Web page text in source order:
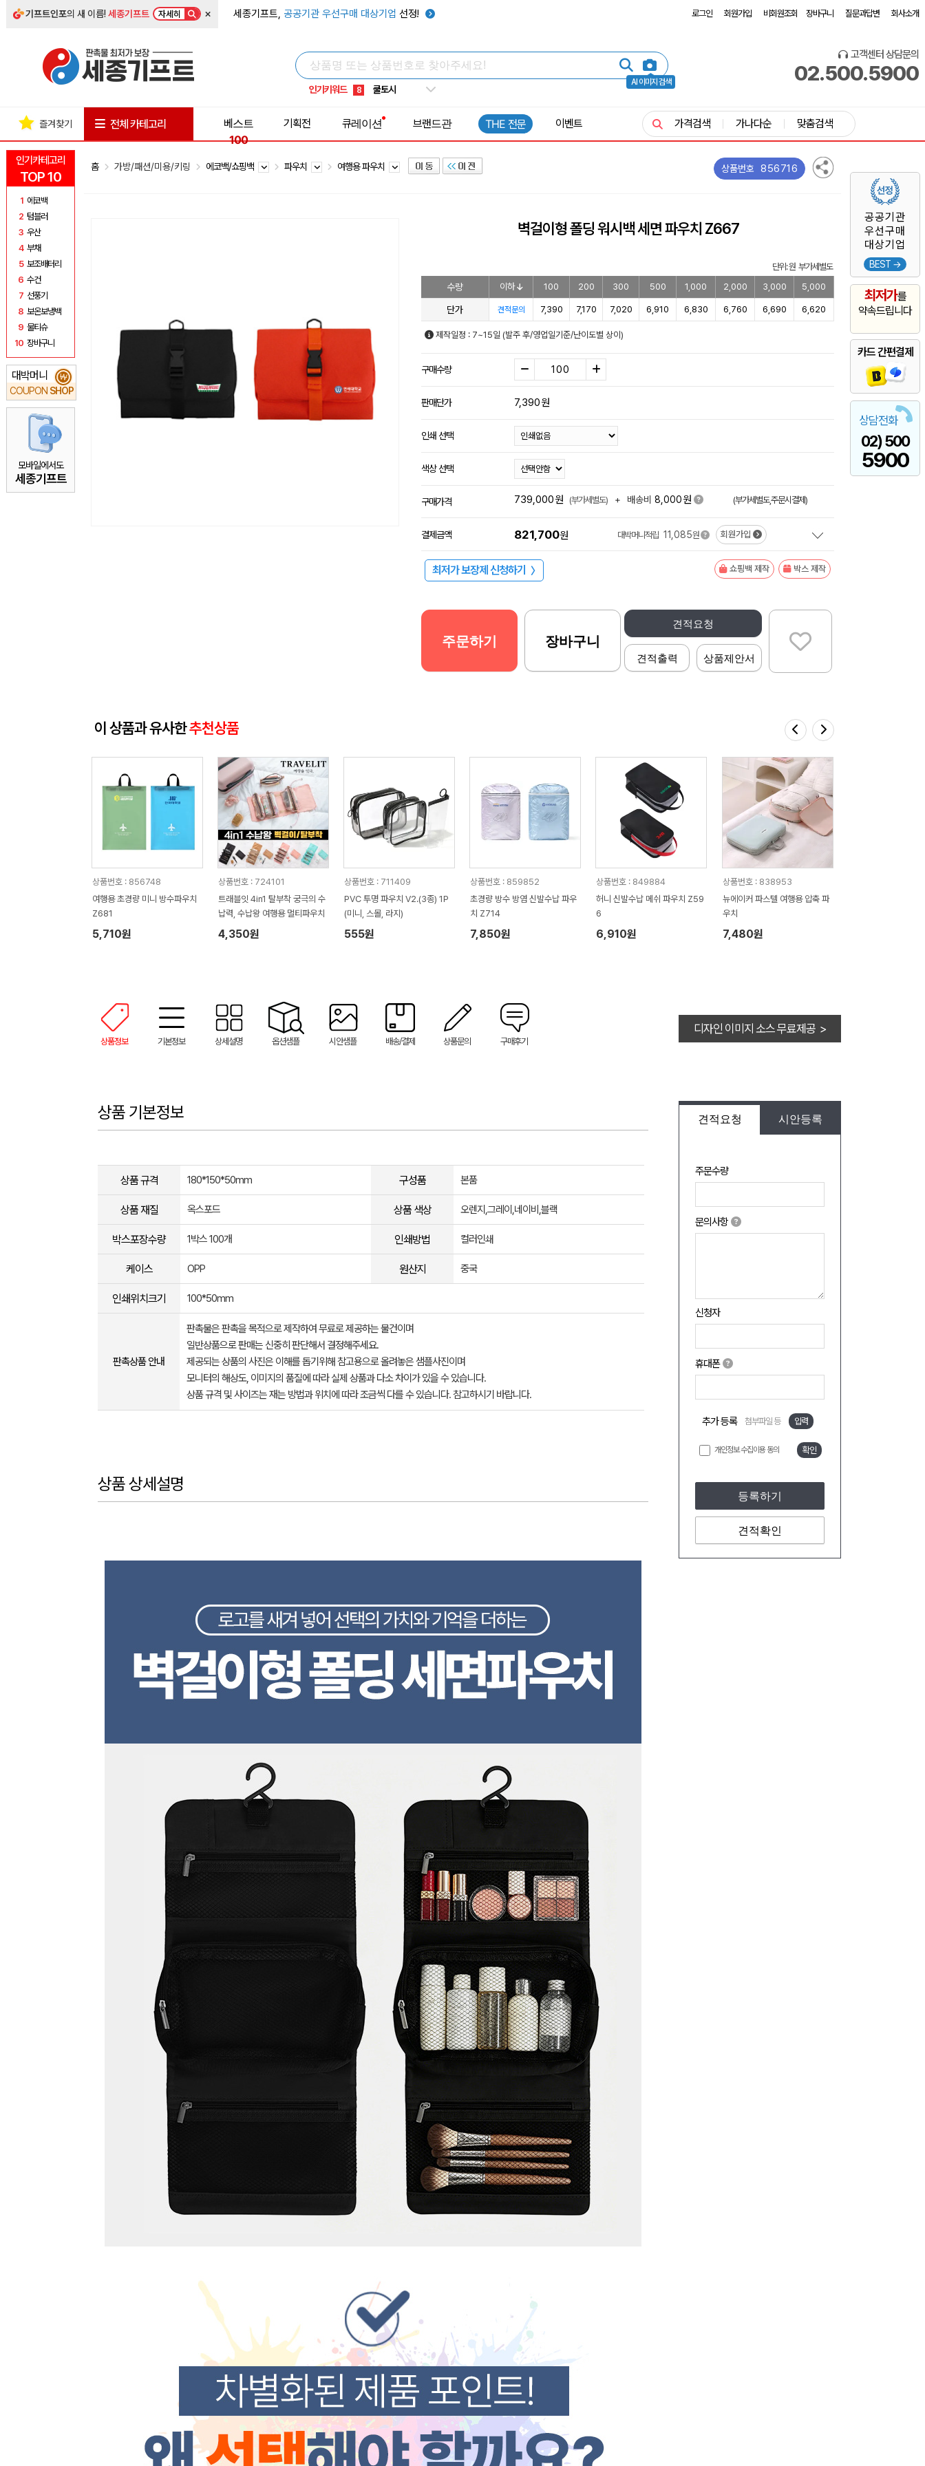
기프트인포의 새 이름!세종기프트 자세히 × 세종기프트, 공공기관 우선구매 대상기업 선정! 로그인 회원가입 비회원조회 장바구니 질문과답변 회사소개
AI 이미지 검색
인기키워드
5 키캡
8 쿨토시
9 넥쿨러
1 선풍기
고객센터 상담문의
02.500.5900
인기카테고리
TOP 10
1 에코백
2 텀블러
3 우산
4 부채
5 보조배터리
6 수건
7 선풍기
8 보온보냉백
9 물티슈
10 장바구니
대박머니
COUPON SHOP
₩
모바일에서도
세종기프트
공공기관
우선구매
대상기업
BEST →
최저가를
약속드립니다
카드 간편결제
상담전화
02) 500
5900
즐겨찾기 전체 카테고리
베스트
100
기획전 큐레이션 브랜드관 THE 전문 이벤트 가격검색 가나다순 맞춤검색
홈 가방/패션/미용/키링 에코백/쇼핑백 파우치 여행용 파우치 상품번호 856716
벽걸이형 폴딩 워시백 세면 파우치 Z667
단위: 원 부가세별도
수량 이하 100 200 300 500 1,000 2,000 3,000 5,000
단가 견적문의 7,390 7,170 7,020 6,910 6,830 6,760 6,690 6,620
제작일정 : 7~15일 (발주 후/영업일기준/난이도별 상이)
구매수량
판매단가 7,390원
인쇄 선택
색상 선택
구매가격 739,000원 (부가세별도) + 배송비 8,000원 (부가세별도,주문시결제)
결제금액 821,700원 대박머니적립 11,085원 회원가입
최저가 보장제 신청하기 〉 쇼핑백 제작 박스 제작
견적요청
견적출력 상품제안서
주문하기 장바구니
이 상품과 유사한추천상품
상품번호 : 856748
여행용 초경량 미니 방수파우치
Z681
5,710원
상품번호 : 724101
트래블잇 4in1 탈부착 궁극의 수
납력, 수납왕 여행용 멀티파우치
4,350원
상품번호 : 711409
PVC 투명 파우치 V2.(3종) 1P
(미니, 스몰, 라지)
555원
상품번호 : 859852
초경량 방수 방염 신발수납 파우
치 Z714
7,850원
상품번호 : 849884
허니 신발수납 메쉬 파우치 Z59
6
6,910원
상품번호 : 838953
뉴에이커 파스텔 여행용 압축 파
우치
7,480원
상품정보 기본정보 상세설명 옵션샘플 시안샘플 배송/결제 상품문의 구매후기
디자인 이미지 소스 무료제공 >
견적요청 시안등록
주문수량
문의사항
신청자
휴대폰
추가 등록 첨부파일 등 입력
개인정보 수집이용 동의 확인
등록하기
견적확인
상품 기본정보
상품 규격 180*150*50mm 구성품 본품
상품 재질 옥스포드 상품 색상 오렌지,그레이,네이비,블랙
박스포장수량 1박스 100개 인쇄방법 컬러인쇄
케이스 OPP 원산지 중국
인쇄위치크기 100*50mm
판촉상품 안내
판촉물은 판촉을 목적으로 제작하여 무료로 제공하는 물건이며
일반상품으로 판매는 신중히 판단해서 결정해주세요.
제공되는 상품의 사진은 이해를 돕기위해 참고용으로 올려놓은 샘플사진이며
모니터의 해상도, 이미지의 품질에 따라 실제 상품과 다소 차이가 있을 수 있습니다.
상품 규격 및 사이즈는 재는 방법과 위치에 따라 조금씩 다를 수 있습니다. 참고하시기 바랍니다.
상품 상세설명